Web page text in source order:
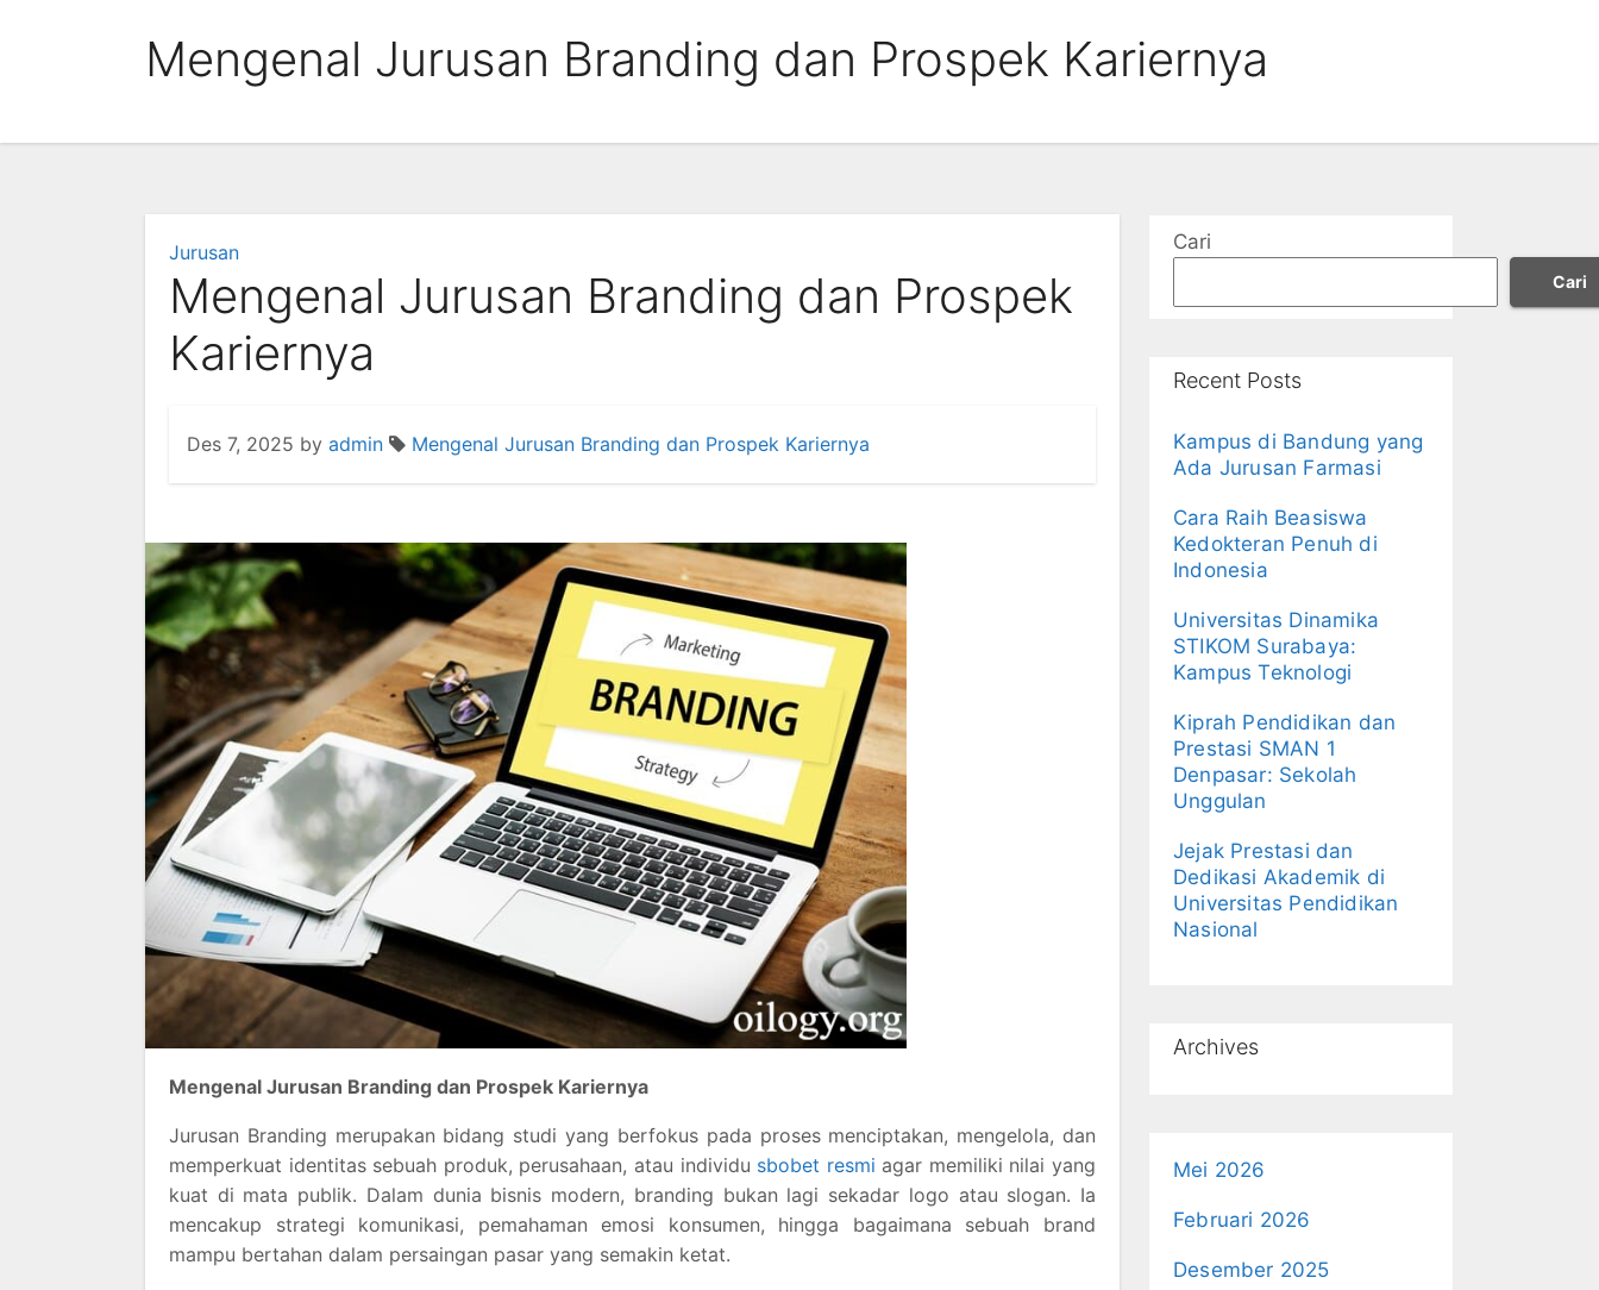
Mengenal Jurusan Branding dan Prospek Kariernya
Jurusan
Mengenal Jurusan Branding dan Prospek
Kariernya
Des 7, 2025 by admin Mengenal Jurusan Branding dan Prospek Kariernya
Mengenal Jurusan Branding dan Prospek Kariernya
Jurusan Branding merupakan bidang studi yang berfokus pada proses menciptakan, mengelola, dan
memperkuat identitas sebuah produk, perusahaan, atau individu sbobet resmi agar memiliki nilai yang
kuat di mata publik. Dalam dunia bisnis modern, branding bukan lagi sekadar logo atau slogan. Ia
mencakup strategi komunikasi, pemahaman emosi konsumen, hingga bagaimana sebuah brand
mampu bertahan dalam persaingan pasar yang semakin ketat.
Cari
Cari
Recent Posts
Kampus di Bandung yang
Ada Jurusan Farmasi
Cara Raih Beasiswa
Kedokteran Penuh di
Indonesia
Universitas Dinamika
STIKOM Surabaya:
Kampus Teknologi
Kiprah Pendidikan dan
Prestasi SMAN 1
Denpasar: Sekolah
Unggulan
Jejak Prestasi dan
Dedikasi Akademik di
Universitas Pendidikan
Nasional
Archives
Mei 2026
Februari 2026
Desember 2025